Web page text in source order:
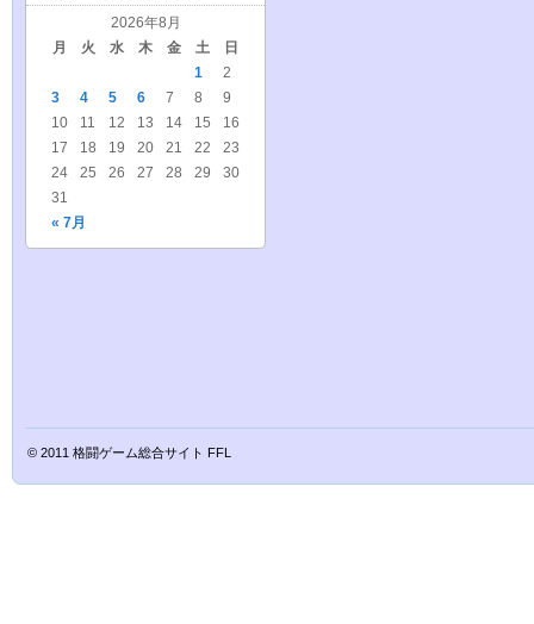
2026年8月
月
火 水 木 金 土 日
« 7月
1
2
3
4 5 6 7 8
9
10
11 12 13 14 15
16
17
18 19 20 21 22
23
24
25 26 27 28 29
30
31
© 2011 格闘ゲーム総合サイト FFL